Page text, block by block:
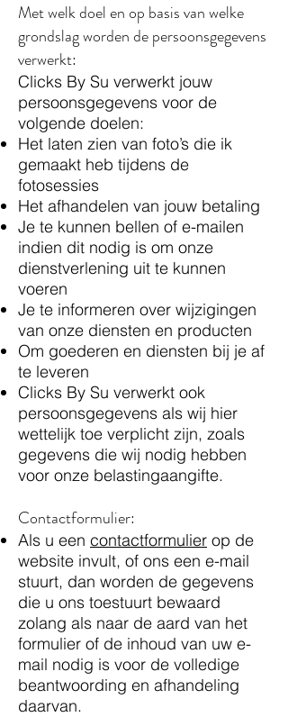
Met welk doel en op basis van welke
grondslag worden de persoonsgegevens
verwerkt:
Clicks By Su verwerkt jouw
persoonsgegevens voor de
volgende doelen:
Het laten zien van foto’s die ik
gemaakt heb tijdens de
fotosessies
Het afhandelen van jouw betaling
Je te kunnen bellen of e-mailen
indien dit nodig is om onze
dienstverlening uit te kunnen
voeren
Je te informeren over wijzigingen
van onze diensten en producten
Om goederen en diensten bij je af
te leveren
Clicks By Su verwerkt ook
persoonsgegevens als wij hier
wettelijk toe verplicht zijn, zoals
gegevens die wij nodig hebben
voor onze belastingaangifte.
Contactformulier:
Als u een contactformulier op de
website invult, of ons een e-mail
stuurt, dan worden de gegevens
die u ons toestuurt bewaard
zolang als naar de aard van het
formulier of de inhoud van uw e-
mail nodig is voor de volledige
beantwoording en afhandeling
daarvan.